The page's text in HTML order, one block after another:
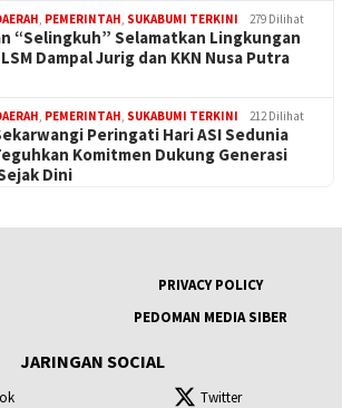
, PEMERINTAH, SUKABUMI TERKINI 279 Dilihat
“Selingkuh” Selamatkan Lingkungan
Dampal Jurig dan KKN Nusa Putra
, PEMERINTAH, SUKABUMI TERKINI 212 Dilihat
Peringati Hari ASI Sedunia
Komitmen Dukung Generasi
Dini
PRIVACY POLICY
PEDOMAN MEDIA SIBER
JARINGAN SOCIAL
Twitter